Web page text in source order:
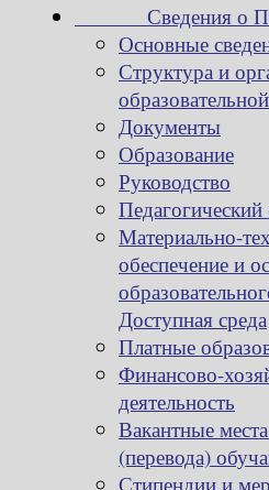
Сведения о
Основные
Структура и
Документы
Образование
Руководство
Педагогический
Материально-
обеспечение и
Доступная среда
Платные
Финансово-
деятельность
Вакантные
(перевода)
Стипендии и